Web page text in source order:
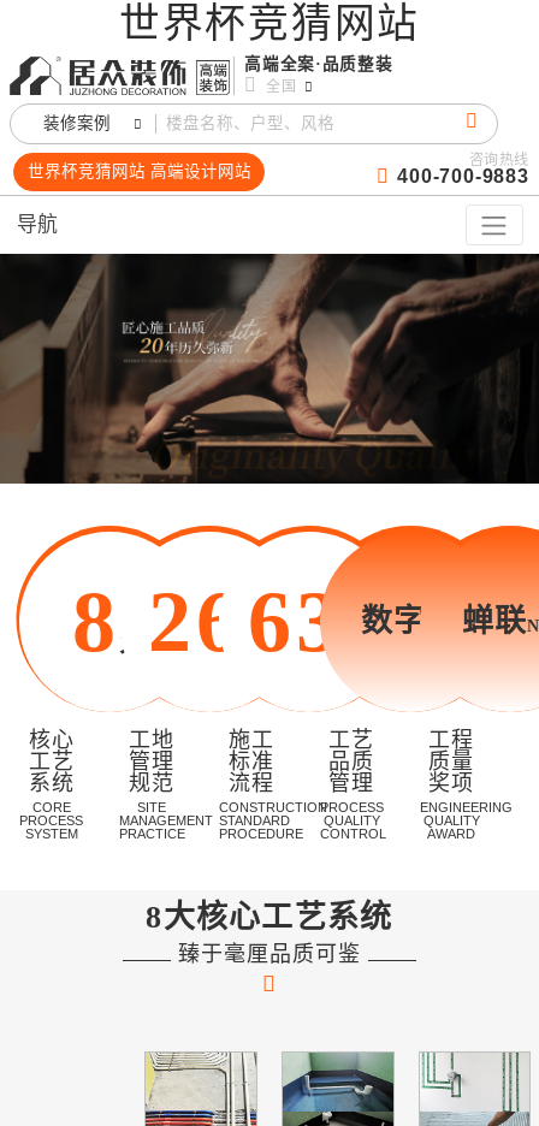
世界杯竞猜网站
高端全案·品质整装
全国
装修案例
世界杯竞猜网站 高端设计网站
咨询热线
400-700-9883
导航
8 大
核心
工艺
系统
CORE
PROCESS
SYSTEM
26 道
工地
管理
规范
SITE
MANAGEMENT
PRACTICE
63项
施工
标准
流程
CONSTRUCTION
STANDARD
PROCEDURE
数字化
工艺
品质
管理
PROCESS
QUALITY
CONTROL
蝉联
工程
质量
奖项
ENGINEERING
QUALITY
AWARD
8大核心工艺系统
臻于毫厘品质可鉴